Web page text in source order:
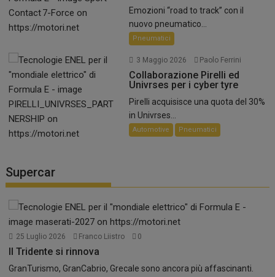
Emozioni “road to track” con il
nuovo pneumatico...
Pneumatici
3 Maggio 2026 Paolo Ferrini
Collaborazione Pirelli ed
Univrses per i cyber tyre
Pirelli acquisisce una quota del 30%
in Univrses...
Automotive Pneumatici
Supercar
25 Luglio 2026 Franco Liistro 0
Il Tridente si rinnova
GranTurismo, GranCabrio, Grecale sono ancora più affascinanti.